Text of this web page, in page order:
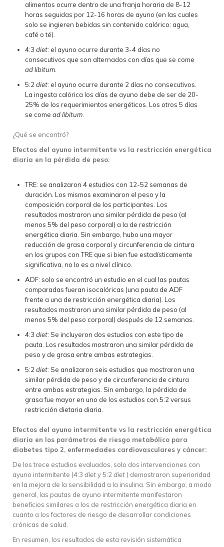
alimentos ocurre dentro de una franja horaria de 8-12
horas seguidas por 12-16 horas de ayuno (en las cuales
solo se ingieren bebidas sin contenido calórico: agua,
café o té).
4:3 diet: el ayuno ocurre durante 3-4 días no
consecutivos que son alternados con días que se come
ad libitum
5:2 diet: el ayuno ocurre durante 2 días no consecutivos.
La ingesta calórica los días de ayuno debe de ser de 20-
25% de los requerimientos energéticos. Los otros 5 días
se come ad libitum
¿Qué se encontró?
Efectos del ayuno intermitente vs la restricción energética
diaria en la pérdida de peso:
TRE: se analizaron 4 estudios con 12-52 semanas de
duración. Los mismos examinaron el peso y la
composición corporal de los participantes. Los
resultados mostraron una similar pérdida de peso (al
menos 5% del peso corporal) a la de restricción
energética diaria. Sin embargo, hubo una mayor
reducción de grasa corporal y circunferencia de cintura
en los grupos con TRE que si bien fue estadísticamente
significativa, no lo es a nivel clínico.
ADF: solo se encontró un estudio en el cual las pautas
comparadas fueran isocalóricas (una pauta de ADF
frente a una de restricción energética diaria). Los
resultados mostraron una similar pérdida de peso (al
menos 5% del peso corporal) después de 12 semanas.
4:3 diet: Se incluyeron dos estudios con este tipo de
pauta. Los resultados mostraron una similar pérdida de
peso y de grasa entre ambas estrategias.
5:2 diet: Se analizaron seis estudios que mostraron una
similar pérdida de peso y de circunferencia de cintura
entre ambas estrategias. Sin embargo, la pérdida de
grasa fue mayor en uno de los estudios con 5:2 versus
restricción dietaria diaria.
Efectos del ayuno intermitente vs la restricción energética
diaria en los parámetros de riesgo metabólico para
diabetes tipo 2, enfermedades cardiovasculares y cáncer:
De los trece estudios evaluados, solo dos intervenciones con
ayuno intermitente (4:3 diety 5:2 diet) demostraron superioridad
en la mejora de la sensibilidad a la insulina. Sin embargo, a modo
general, las pautas de ayuno intermitente manifestaron
beneficios similares a los de restricción energética diaria en
cuanto a los factores de riesgo de desarrollar condiciones
crónicas de salud.
En resumen, los resultados de esta revisión sistemática